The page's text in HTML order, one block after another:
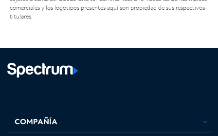
comerciales y los logotipos presentes aquí son propiedad de sus respectivos
titulares.
abre
en
abre
en
abre
en
en
COMPAÑÍA